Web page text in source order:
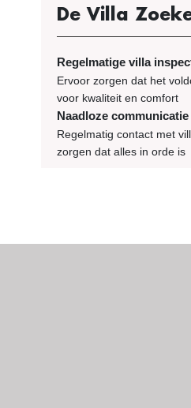
De Villa
Regelmatige villa
Ervoor zorgen dat het
voor kwaliteit en comfort
Naadloze communicatie
Regelmatig contact met
zorgen dat alles in orde is